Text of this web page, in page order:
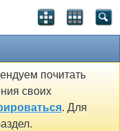
почитать
своих
. Для